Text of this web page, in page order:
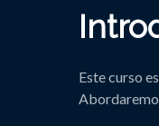
Este curso